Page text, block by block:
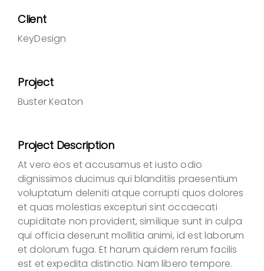
Client
KeyDesign
Project
Buster Keaton
Project Description
At vero eos et accusamus et iusto odio
dignissimos ducimus qui blanditiis praesentium
voluptatum deleniti atque corrupti quos dolores
et quas molestias excepturi sint occaecati
cupiditate non provident, similique sunt in culpa
qui officia deserunt mollitia animi, id est laborum
et dolorum fuga. Et harum quidem rerum facilis
est et expedita distinctio. Nam libero tempore.